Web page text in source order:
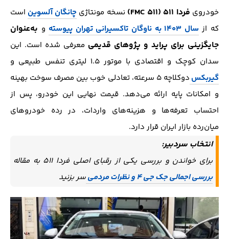
خودروی فردا ۵۱۱ (FMC 511) نسخه مونتاژیچانگان آلسوین است
که از سال ۱۴۰۳ به ناوگان تاکسیرانی تهران پیوسته و به‌عنوان
جایگزینی برای پراید و پژوهای قدیمی معرفی شده است. این
سدان کوچک و اقتصادی با موتور ۱.۵ لیتری تنفس طبیعی و
گیربکس
دوکلاچه ۵ سرعته، تعادلی خوب بین مصرف سوخت بهینه
و امکانات پایه ارائه می‌دهد. قیمت نهایی این خودرو، پس از
احتساب تعرفه‌ها و هزینه‌های واردات، در رده خودروهای
میان‌رده بازار ایران قرار دارد.
انتخاب سردبیر:
برای خواندن و بررسی یکی از رقبای اصلی فردا 511 به مقاله
بررسی اجمالی جک جی 4 و نظرات مردمی
سر بزنید